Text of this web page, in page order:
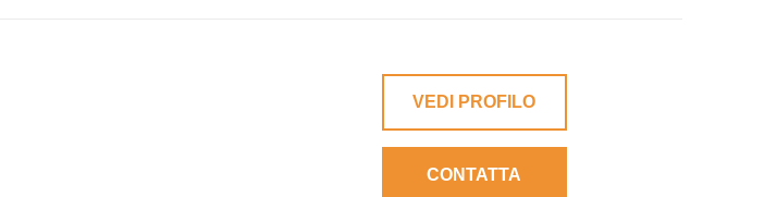
VEDI PROFILO
CONTATTA